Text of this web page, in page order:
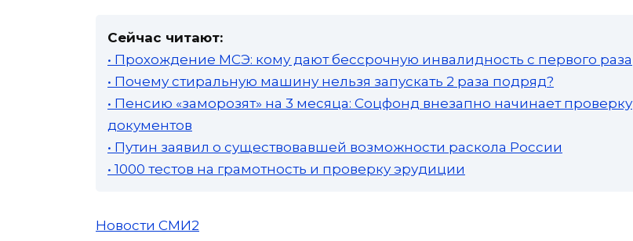
Сейчас читают:
• Прохождение МСЭ: кому дают бессрочную инвалидность с первого раза
• Почему стиральную машину нельзя запускать 2 раза подряд?
• Пенсию «заморозят» на 3 месяца: Соцфонд внезапно начинает проверку
документов
• Путин заявил о существовавшей возможности раскола России
• 1000 тестов на грамотность и проверку эрудиции
Новости СМИ2